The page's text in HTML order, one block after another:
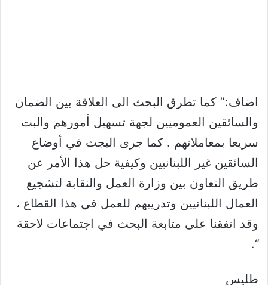
اضاف:” كما تطرق البحث الى العلاقة بين الضمان
والسائقين العموميين لجهة تسهيل أمورهم والبت
سريعا بمعاملاتهم . كما جرى البجث في أوضاع
السائقين غير اللبنانيين وكيفية حل هذا الأمر عن
طريق التعاون بين وزارة العمل والنقابة لتشجيع
العمال اللبنانيين وتدريبهم للعمل في هذا القطاع ،
وقد اتفقنا على متابعة البحث في اجتماعات لاحقة
“.
طليس